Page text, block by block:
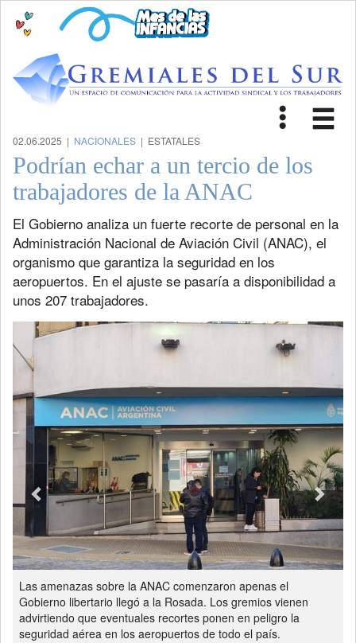
Toggle
02.06.2025 | NACIONALES | ESTATALES
Podrían echar a un tercio de los
trabajadores de la ANAC
El Gobierno analiza un fuerte recorte de personal en la
Administración Nacional de Aviación Civil (ANAC), el
organismo que garantiza la seguridad en los
aeropuertos. En el ajuste se pasaría a disponibilidad a
unos 207 trabajadores.
Las amenazas sobre la ANAC comenzaron apenas el
Gobierno libertario llegó a la Rosada. Los gremios vienen
advirtiendo que eventuales recortes ponen en peligro la
seguridad aérea en los aeropuertos de todo el país.
Previous Next